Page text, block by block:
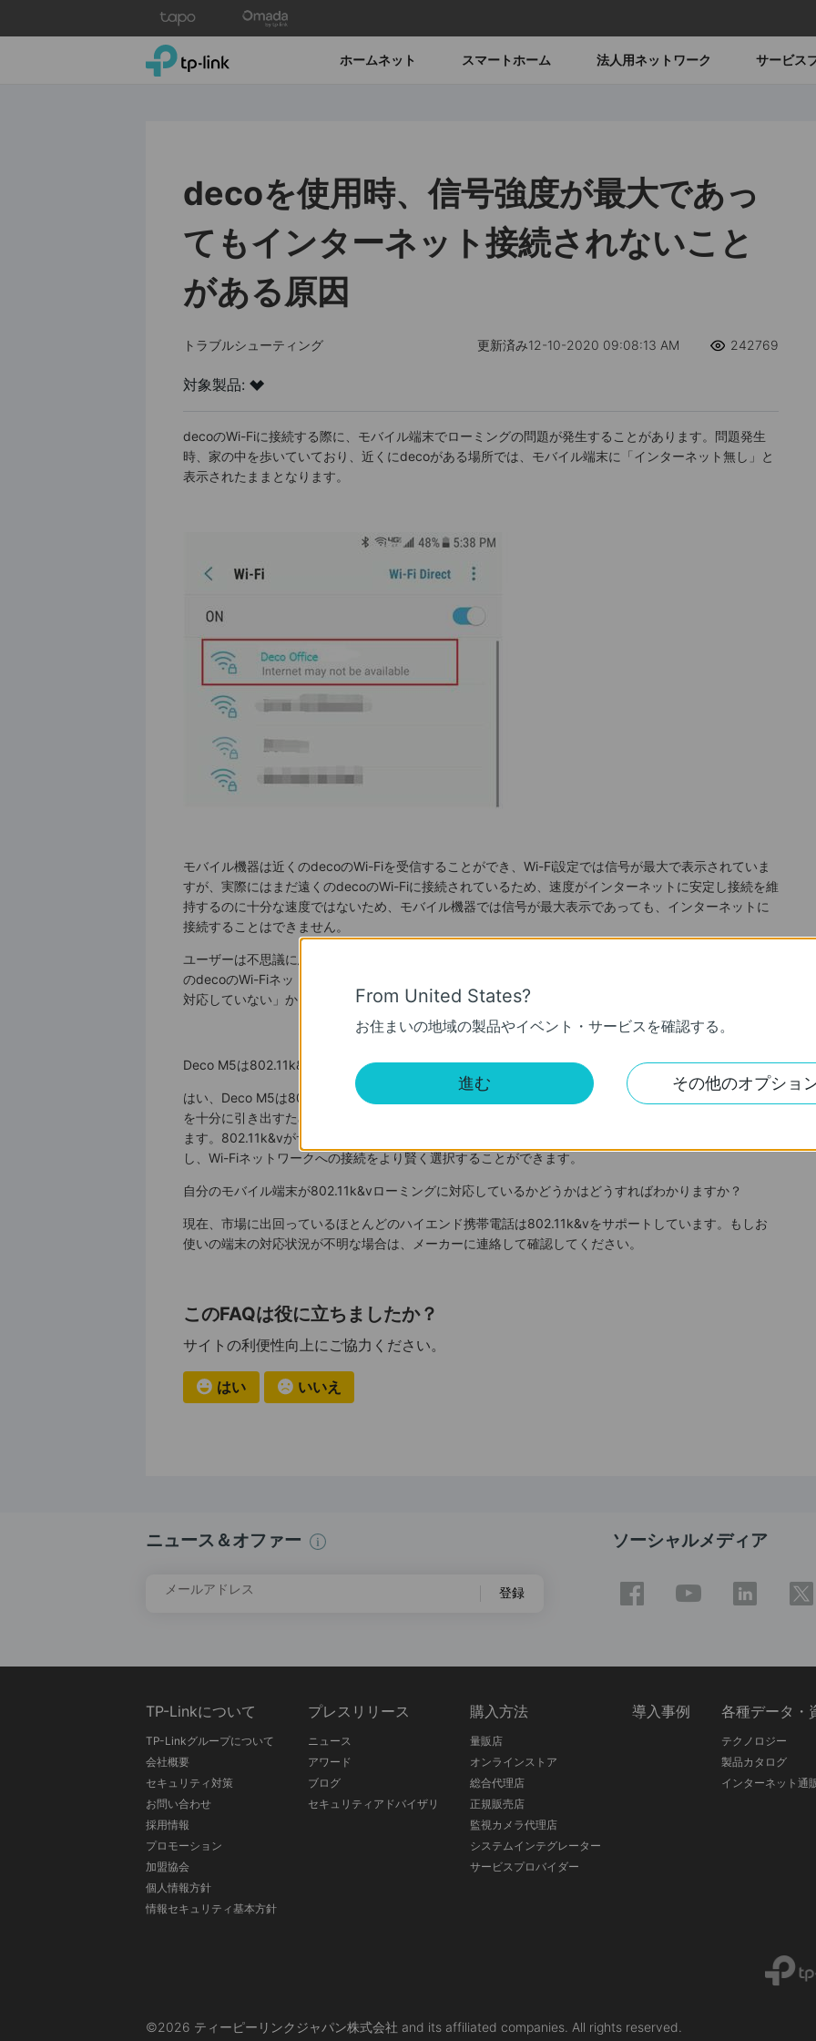
TP-Link, Reliably Smart ホームネット スマートホーム 法人用ネットワーク サービス
decoを使用時、信号強度が最大であっ
てもインターネット接続されないこと
がある原因
トラブルシューティング 更新済み12-10-2020 09:08:13 AM 242769
対象製品:
decoのWi-Fiに接続する際に、モバイル端末でローミングの問題が発生することがあります。問題発生
時、家の中を歩いていており、近くにdecoがある場所では、モバイル端末に「インターネット無し」と
表示されたままとなります。
モバイル機器は近くのdecoのWi-Fiを受信することができ、Wi-Fi設定では信号が最大で表示されていま
すが、実際にはまだ遠くのdecoのWi-Fiに接続されているため、速度がインターネットに安定し接続を維
持するのに十分な速度ではないため、モバイル機器では信号が最大表示であっても、インターネットに
接続することはできません。
ユーザーは不思議に思うかもしれませんが、なぜ私のモバイル端末は明らかに強い信号強度である近く
のdecoのWi-Fiネットワークに切り替えないのでしょうか？答えは「モバイルデバイスが802.11 k&vに
対応していない」からです。
Deco M5は802.11k&v標準ローミングに対応していますか？
はい、Deco M5は802.11k&v標準ローミングをサポートしていますが、802.11k&vのローミングの利点
を十分に引き出すためには、クライアント側（モバイル端末）も802.11k&vに対応している必要があり
ます。802.11k&vがサポートされていれば、モバイル端末は定期的に信号をスキャンして品質を比較
し、Wi-Fiネットワークへの接続をより賢く選択することができます。
自分のモバイル端末が802.11k&vローミングに対応しているかどうかはどうすればわかりますか？
現在、市場に出回っているほとんどのハイエンド携帯電話は802.11k&vをサポートしています。もしお
使いの端末の対応状況が不明な場合は、メーカーに連絡して確認してください。
このFAQは役に立ちましたか？
サイトの利便性向上にご協力ください。
はい いいえ
ニュース＆オファー
メールアドレス 登録
ソーシャルメディア
TP-Linkについて
TP-Linkグループについて
会社概要
セキュリティ対策
お問い合わせ
採用情報
プロモーション
加盟協会
個人情報方針
情報セキュリティ基本方針
プレスリリース
ニュース
アワード
ブログ
セキュリティアドバイザリ
購入方法
量販店
オンラインストア
総合代理店
正規販売店
監視カメラ代理店
システムインテグレーター
サービスプロバイダー
導入事例 各種データ・
テクノロジー
製品カタログ
インターネット通
©2026 ティーピーリンクジャパン株式会社 and its affiliated companies. All rights reserved.
From United States?
お住まいの地域の製品やイベント・サービスを確認する。
進む その他のオプショ